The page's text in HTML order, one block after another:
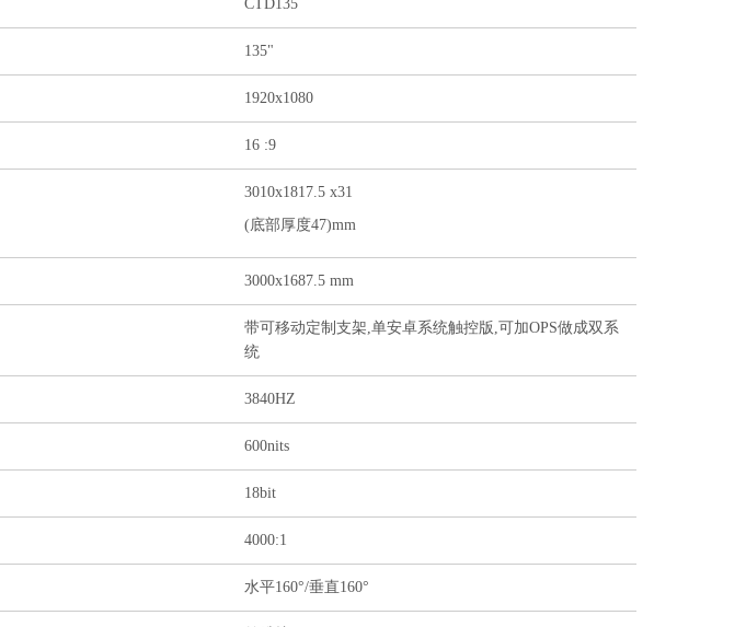
CTD135
135"
1920x1080
16 :9
3010x1817.5 x31
(底部厚度47)mm
3000x1687.5 mm
带可移动定制支架,单安卓系统触控版,可加OPS做成双系
统
3840HZ
600nits
18bit
4000:1
水平160°/垂直160°